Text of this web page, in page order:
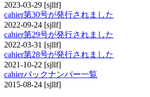
2023-03-29 [sjllf]
cahier第30号が発行されました
2022-09-24 [sjllf]
cahier第29号が発行されました
2022-03-31 [sjllf]
cahier第28号が発行されました
2021-10-22 [sjllf]
cahierバックナンバー一覧
2015-08-24 [sjllf]